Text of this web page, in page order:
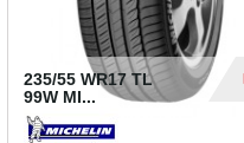
235/55 WR17 TL
99W MI...